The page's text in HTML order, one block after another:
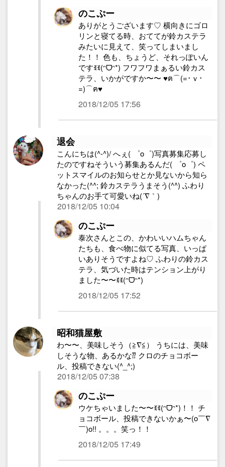
のこぷー
ありがとうございます♡ 横向きにゴロ
リンと寝てる時、おててが鈴カステラ
みたいに見えて、笑ってしまいまし
た！！ 色も、ちょうど、それっぽいん
ですꉂꉂ(ᵔᗜᵔ*) フワフワまぁるい鈴カス
テラ、いかがですか〜〜 ♥ฅ⌒(=･ｖ･
=)⌒ฅ♥
2018/12/05 17:56
退会
こんにちは(^-^)/ へぇ( ゜o゜)写真募集応募し
たのですねそういう募集あるんだ( ゜o゜) ペ
ットスマイルのお知らせとか見ないから知ら
なかった(^^; 鈴カステラうまそう(^^) ふわり
ちゃんのお手て可愛いね(´∇｀)
2018/12/05 10:04
のこぷー
泰次さんとこの、かわいいハムちゃん
たちも、食べ物に似てる写真、いっぱ
いありそうですよね♡ ふわりの鈴カス
テラ、気づいた時はテンション上がり
ました〜〜ꉂꉂ(ᵔᗜᵔ*)
2018/12/05 17:52
昭和猫屋敷
わ〜〜、美味しそう（≧∇≦） うちには、美味
しそうな物、あるかな⁇ クロのチョコボー
ル、投稿できない(^_^;)
2018/12/05 07:38
のこぷー
ウケちゃいました〜〜ꉂꉂ(ᵔᗜᵔ*)！！ チ
ョコボール、投稿できないかぁ〜(o￣∇
￣)o!! 。。。笑っ！！
2018/12/05 17:49